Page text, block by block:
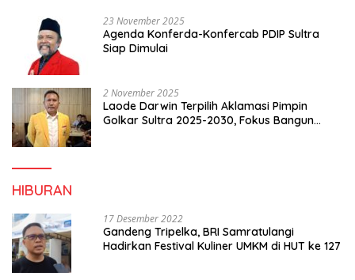
23 November 2025
Agenda Konferda-Konfercab PDIP Sultra
Siap Dimulai
2 November 2025
Laode Darwin Terpilih Aklamasi Pimpin
Golkar Sultra 2025-2030, Fokus Bangun
HIBURAN
17 Desember 2022
Gandeng Tripelka, BRI Samratulangi
Hadirkan Festival Kuliner UMKM di HUT ke 127